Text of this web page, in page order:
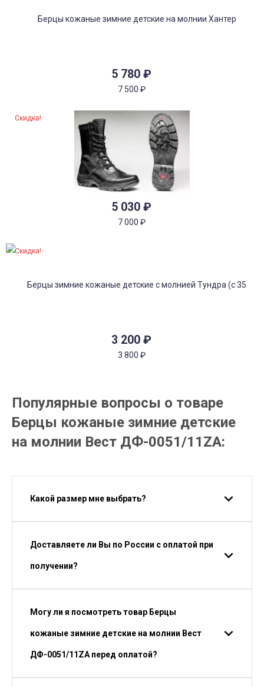
5 780 ₽
7 500 ₽
5 030 ₽
7 000 ₽
Скидка!
3 200 ₽
3 800 ₽
Скидка!
Популярные вопросы о товаре
Берцы кожаные зимние детские
на молнии Вест ДФ-0051/11ZA:
Какой размер мне выбрать?
Доставляете ли Вы по России с оплатой при
получении?
Могу ли я посмотреть товар Берцы
кожаные зимние детские на молнии Вест
ДФ-0051/11ZA перед оплатой?